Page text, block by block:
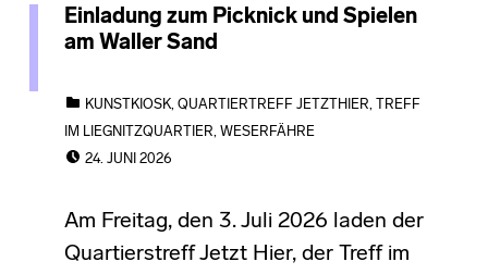
Einladung zum Picknick und Spielen
am Waller Sand
KUNSTKIOSK, QUARTIERTREFF JETZTHIER
TREFF
IM LIEGNITZQUARTIER WESERFÄHRE
24. JUNI 2026
Am Freitag, den 3. Juli 2026 laden der
Quartierstreff Jetzt Hier, der Treff im